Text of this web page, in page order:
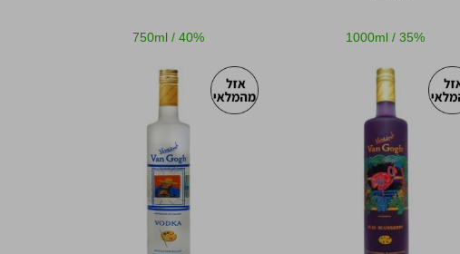
1000ml /35%
750ml / 40%